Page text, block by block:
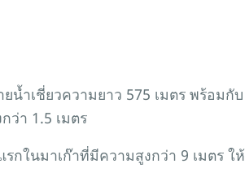
ำเชี่ยวความยาว 575 เมตร พร้อมกับ
ว่า 1.5 เมตร
กในมาเก๊าที่มีความสูงกว่า 9 เมตร ให้